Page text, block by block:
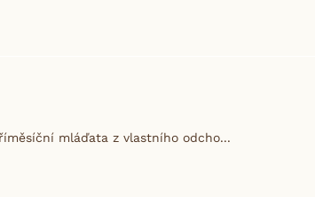
mláďata z vlastního odcho...